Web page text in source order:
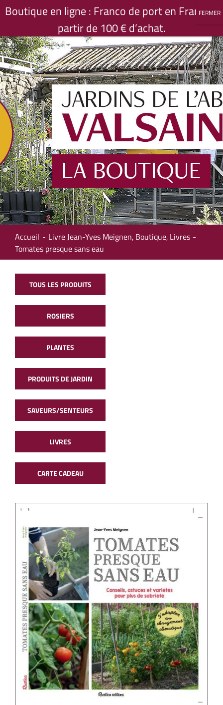
Passer
contenu
Accueil Livre Jean-Yves Meignen Boutique Livres
Tomates presque sans eau
TOUS LES PRODUITS
ROSIERS
PLANTES
PRODUITS DE JARDIN
SAVEURS/SENTEURS
LIVRES
CARTE CADEAU
Boutique en ligne : Franco de port en France à
partir de 100 € d’achat.